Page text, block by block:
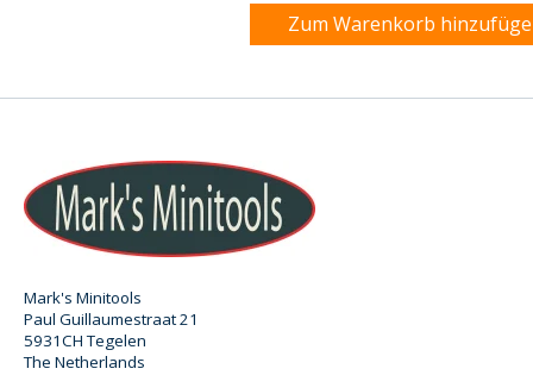
Zum Warenkorb
Mark's Minitools
Paul Guillaumestraat 21
5931CH Tegelen
The Netherlands